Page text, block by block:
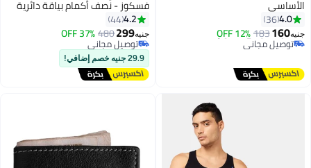
الأساسي
4.0
36
جنيه160
183
12% OFF
#29 في السراويل الداخلية الضيقة
أقل سعر في 30 يوم
توصيل مجاني
#29 في السراويل الداخلية الضيقة
5
فسكوز - نصف أكمام بياقة دائرية
4.2
44
جنيه299
480
37% OFF
توصيل مجاني
توصيل مجاني
29.9 جنيه خصم إضافي!